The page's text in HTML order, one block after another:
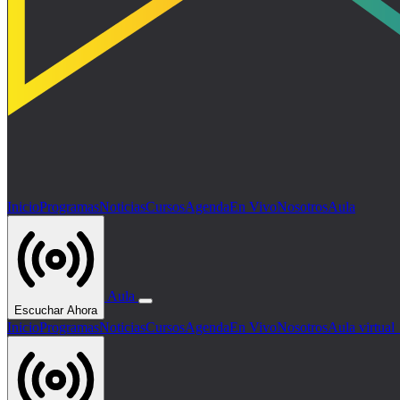
InicioProgramasNoticiasCursosAgendaEn VivoNosotrosAula
Escuchar Ahora
Aula
InicioProgramasNoticiasCursosAgendaEn VivoNosotrosAula